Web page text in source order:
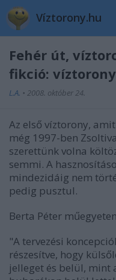
Víztorony.hu
Fehér út,
fikció:
L.A. • 2008. október 24.
Az első víztorony,
még 1997-ben
szerettünk volna
semmi. A
mindezidáig nem
pedig pusztul.
Berta Péter
"A tervezési
részesítve, hogy
jelleget és belül, mint